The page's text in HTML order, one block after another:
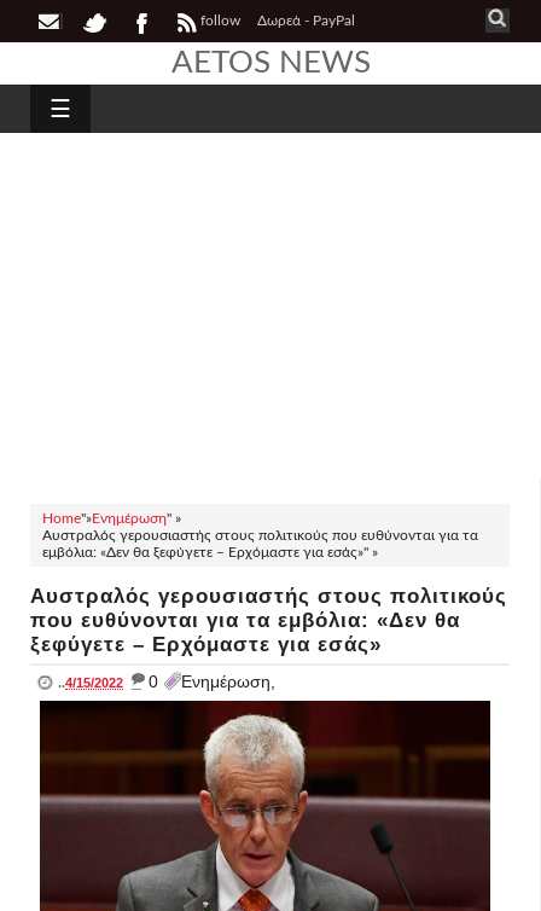
follow Δωρεά - PayPal
AETOS NEWS
☰
Home"»Ενημέρωση" »
Αυστραλός γερουσιαστής στους πολιτικούς που ευθύνονται για τα
εμβόλια: «Δεν θα ξεφύγετε – Ερχόμαστε για εσάς»" »
Αυστραλός γερουσιαστής στους πολιτικούς
που ευθύνονται για τα εμβόλια: «Δεν θα
ξεφύγετε – Ερχόμαστε για εσάς»
..4/15/2022 _ 0 Ενημέρωση,